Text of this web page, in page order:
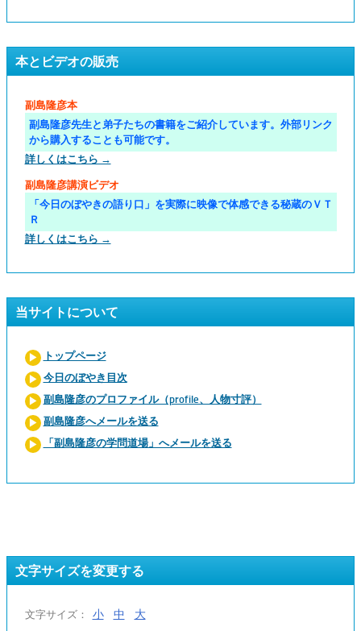
本とビデオの販売
副島隆彦本
副島隆彦先生と弟子たちの書籍をご紹介しています。外部リンク
から購入することも可能です。
詳しくはこちら →
副島隆彦講演ビデオ
「今日のぼやきの語り口」を実際に映像で体感できる秘蔵のＶＴ
Ｒ
詳しくはこちら →
当サイトについて
トップページ
今日のぼやき目次
副島隆彦のプロファイル（profile、人物寸評）
副島隆彦へメールを送る
「副島隆彦の学問道場」へメールを送る
文字サイズを変更する
文字サイズ： 小 中 大